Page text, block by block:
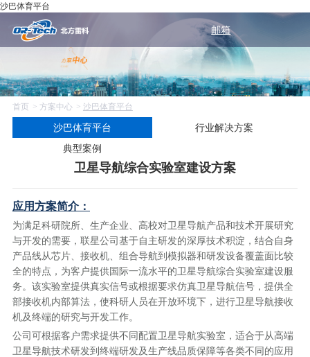
沙巴体育平台
邮箱
首页 方案中心 沙巴体育平台
沙巴体育平台
行业解决方案
典型案例
卫星导航综合实验室建设方案
应用方案简介：
为满足科研院所、生产企业、高校对卫星导航产品和技术开展研究
与开发的需要，联星公司基于自主研发的深厚技术积淀，结合自身
产品线从芯片、接收机、组合导航到模拟器和研发设备覆盖面比较
全的特点，为客户提供国际一流水平的卫星导航综合实验室建设服
务。该实验室提供真实信号或根据要求仿真卫星导航信号，提供全
部接收机内部算法，使科研人员在开放环境下，进行卫星导航接收
机及终端的研究与开发工作。
公司可根据客户需求提供不同配置卫星导航实验室，适合于从高端
卫星导航技术研发到终端研发及生产线品质保障等各类不同的应用